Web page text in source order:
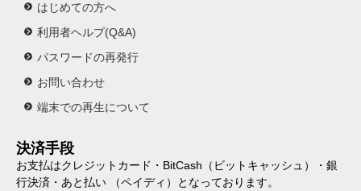
はじめての方へ
利用者ヘルプ(Q&A)
パスワードの再発行
お問い合わせ
端末での再生について
決済手段
お支払はクレジットカード・BitCash（ビットキャッシュ）・銀
行決済・あと払い （ペイディ）となっております。